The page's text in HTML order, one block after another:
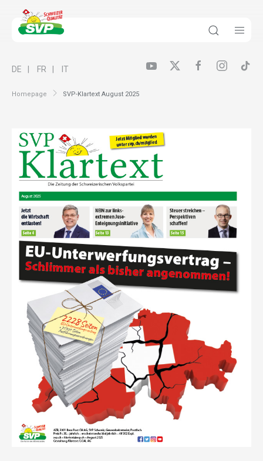
Homepage SVP-Klartext August 2025
DE FR IT